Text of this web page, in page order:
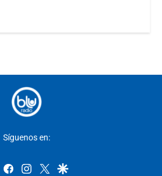
Síguenos en:
whatsappfacebookinstagram
twittergoogle